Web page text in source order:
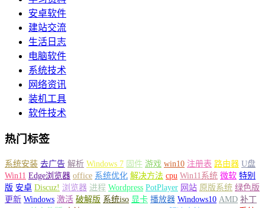
安卓软件
建站交流
生活日志
电脑软件
系统技术
网络资讯
装机工具
软件技术
热门标签
系统安装 去广告 解析 Windows 7 固件 游戏 win10 注册表 路由器 U盘
Win11 Edge浏览器 office 系统优化 解决方法 cpu Win11系统 微软 特别
版 安卓 Discuz! 浏览器 进程 Wordpress PotPlayer 网站 原版系统 绿色版
更新 Windows 激活 破解版 系统iso 显卡 播放器 Windows10 AMD 补丁